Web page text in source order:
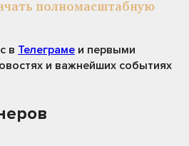
полномасштабную
в Телеграме и первыми
и важнейших событиях